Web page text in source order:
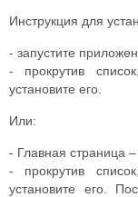
Инструкция для
- запустите
- прокрутив
установите его.
Или:
- Главная страница
- прокрутив
установите его.